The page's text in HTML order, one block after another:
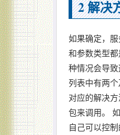
2解决
如果确定，
和参数类型
种情况会导
列表中有两个
对应的解决
包来调用。
自己可以控